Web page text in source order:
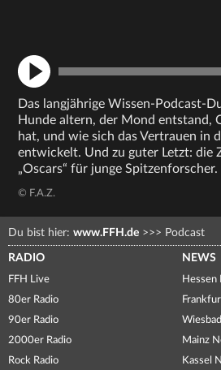
Das langjährige Wissen-Podcast-
Hunde altern, der Mond entstand,
hat, und wie sich das Vertrauen in
entwickelt. Und zu guter Letzt: die
„Oscars“ für junge Spitzenforscher.
© F.A.Z.
Du bist hier: www.FFH.de >>> Podcast
RADIO
FFH Live
80er Radio
90er Radio
2000er Radio
Rock Radio
NEWS
Hessen
Mainz
Kassel